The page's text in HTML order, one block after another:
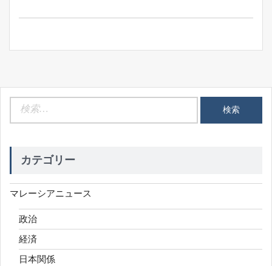
ン
カテゴリー
マレーシアニュース
政治
経済
日本関係